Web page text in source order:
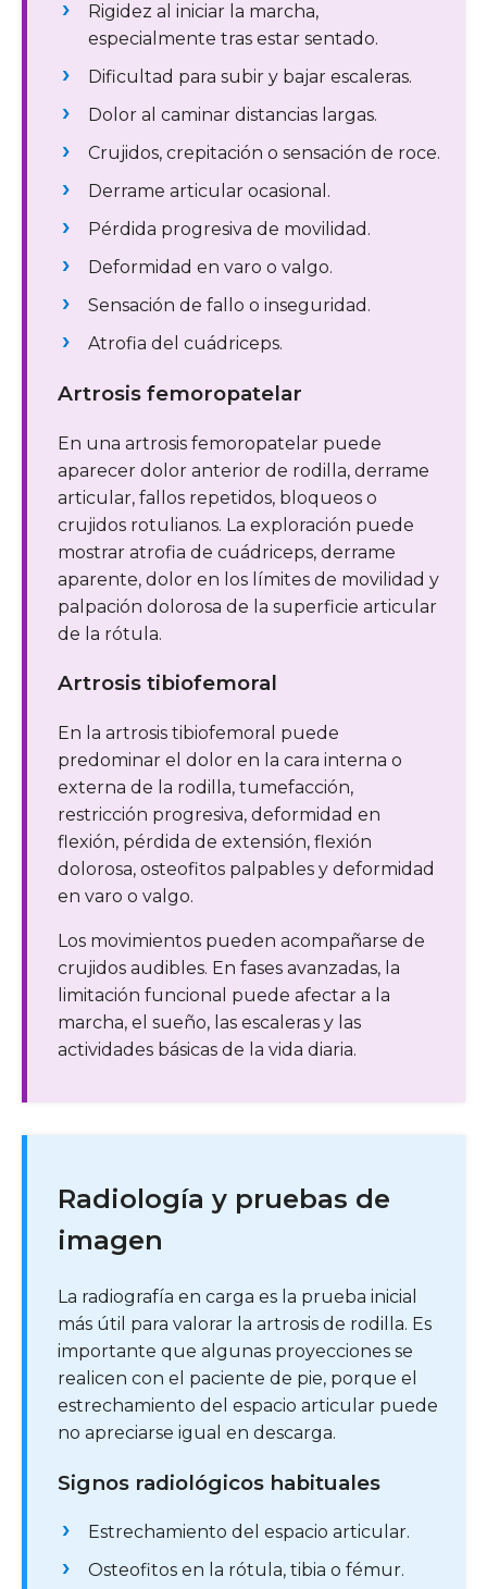
Rigidez al iniciar la marcha,
especialmente tras estar sentado.
Dificultad para subir y bajar escaleras.
Dolor al caminar distancias largas.
Crujidos, crepitación o sensación de roce.
Derrame articular ocasional.
Pérdida progresiva de movilidad.
Deformidad en varo o valgo.
Sensación de fallo o inseguridad.
Atrofia del cuádriceps.
Artrosis femoropatelar
En una artrosis femoropatelar puede
aparecer dolor anterior de rodilla, derrame
articular, fallos repetidos, bloqueos o
crujidos rotulianos. La exploración puede
mostrar atrofia de cuádriceps, derrame
aparente, dolor en los límites de movilidad y
palpación dolorosa de la superficie articular
de la rótula.
Artrosis tibiofemoral
En la artrosis tibiofemoral puede
predominar el dolor en la cara interna o
externa de la rodilla, tumefacción,
restricción progresiva, deformidad en
flexión, pérdida de extensión, flexión
dolorosa, osteofitos palpables y deformidad
en varo o valgo.
Los movimientos pueden acompañarse de
crujidos audibles. En fases avanzadas, la
limitación funcional puede afectar a la
marcha, el sueño, las escaleras y las
actividades básicas de la vida diaria.
Radiología y pruebas de
imagen
La radiografía en carga es la prueba inicial
más útil para valorar la artrosis de rodilla. Es
importante que algunas proyecciones se
realicen con el paciente de pie, porque el
estrechamiento del espacio articular puede
no apreciarse igual en descarga.
Signos radiológicos habituales
Estrechamiento del espacio articular.
Osteofitos en la rótula, tibia o fémur.